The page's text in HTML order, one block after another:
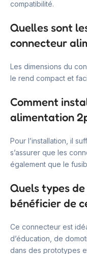
compatibilité.
Quelles sont
connecteur
Les dimensions du
le rend compact et
Comment
alimentation
Pour l’installation, il
s’assurer que les
également que le
Quels types
bénéficier de
Ce connecteur est
d’éducation, de
dans des prototypes